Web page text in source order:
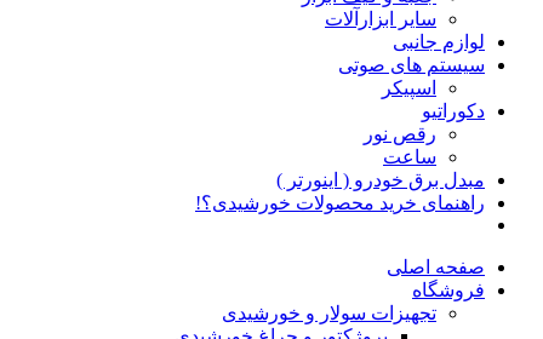
سایر ابزارآلات
لوازم جانبی
سیستم های صوتی
اسپیکر
دکوراتیو
رقص نور
ساعت
مبدل برق خودرو ( اینورتر )
راهنمای خرید محصولات خورشیدی؟!
صفحه اصلی
فروشگاه
تجهیزات سولار و خورشیدی